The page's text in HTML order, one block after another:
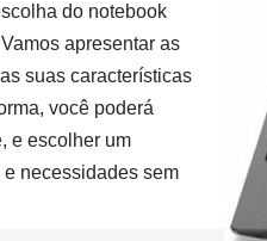
do notebook
apresentar as
suas características
você poderá
e escolher um
necessidades sem